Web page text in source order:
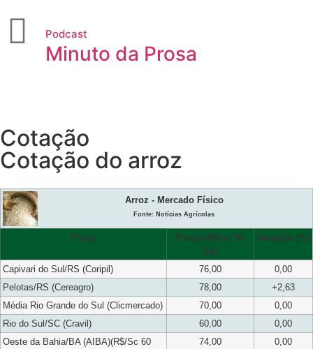
Podcast
Minuto da Prosa
Cotação
Cotação do arroz
Arroz - Mercado Físico
Fonte: Notícias Agrícolas
Praça
Preço (R$/sc 50
kg)
Variação (%)
Capivari do Sul/RS (Coripil) 76,00
0,00
Pelotas/RS (Cereagro)
78,00
+2,63
Média Rio Grande do Sul (Clicmercado)
70,00
0,00
Rio do Sul/SC (Cravil)
60,00
0,00
Oeste da Bahia/BA (AIBA)(R$/Sc 60
74,00 0,00